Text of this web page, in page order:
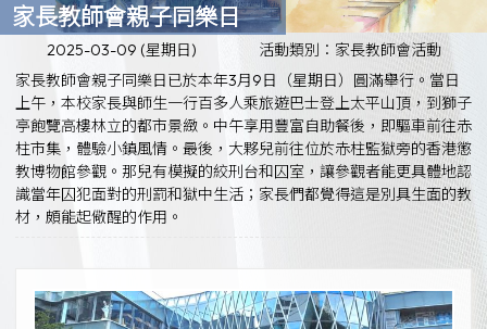
家長教師會親子同樂日
2025-03-09 (星期日)
活動類別：家長教師會活動
家長教師會親子同樂日已於本年3月9日（星期日）圓滿舉行。當日
上午，本校家長與師生一行百多人乘旅遊巴士登上太平山頂，到獅子
亭飽覽高樓林立的都市景緻。中午享用豐富自助餐後，即驅車前往赤
柱市集，體驗小鎮風情。最後，大夥兒前往位於赤柱監獄旁的香港懲
教博物館參觀。那兒有模擬的絞刑台和囚室，讓參觀者能更具體地認
識當年囚犯面對的刑罰和獄中生活；家長們都覺得這是別具生面的教
材，頗能起儆醒的作用。